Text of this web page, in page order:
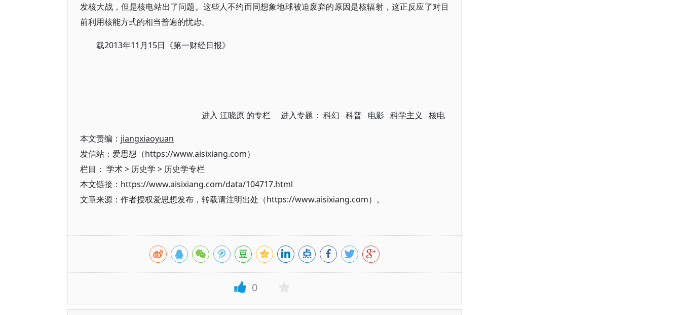
发核大战，但是核电站出了问题。这些人不约而同想象地球被迫废弃的原因是核辐射，这正反应了对目
前利用核能方式的相当普遍的忧虑。
载2013年11月15日《第一财经日报》
进入 江晓原 的专栏 进入专题： 科幻 科普 电影 科学主义 核电
本文责编： jiangxiaoyuan
发信站：爱思想（https://www.aisixiang.com）
栏目： 学术> 历史学 > 历史学专栏
本文链接：https://www.aisixiang.com/data/104717.html
文章来源：作者授权爱思想发布，转载请注明出处（https://www.aisixiang.com）。
0